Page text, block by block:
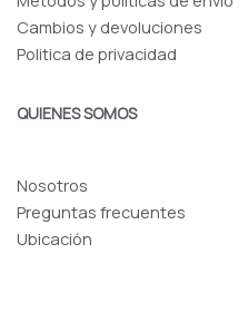
Cambios y devoluciones
Politica de privacidad
QUIENES SOMOS
Nosotros
Preguntas frecuentes
Ubicación